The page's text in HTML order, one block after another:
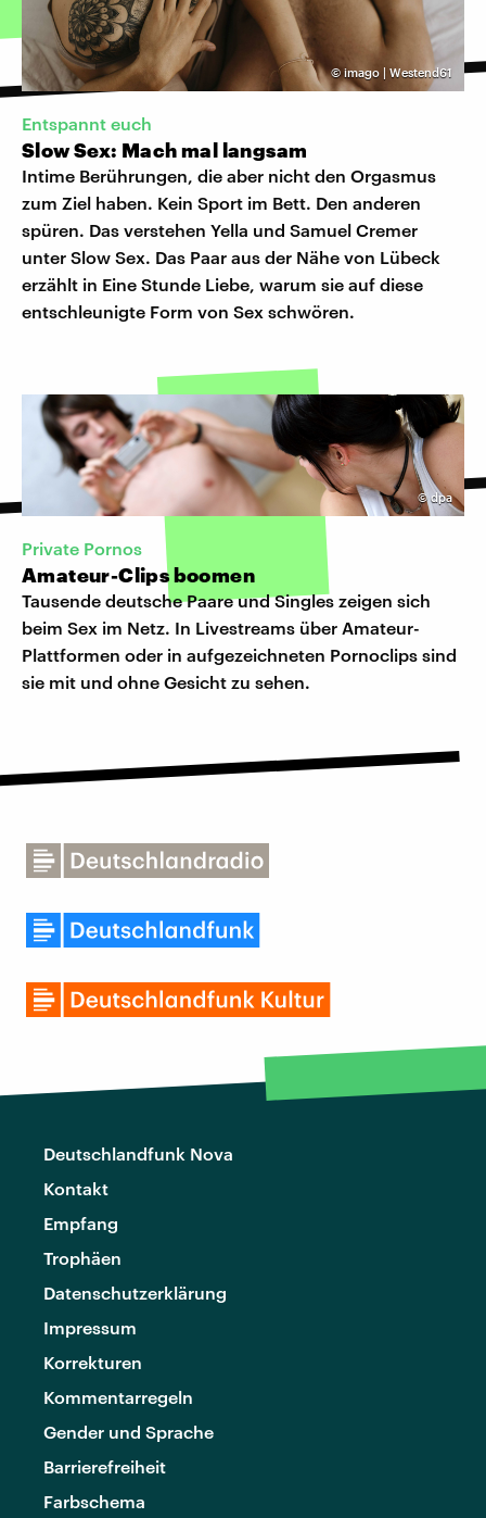
© imago | Westend61
Entspannt euch
Slow Sex: Mach mal langsam
Intime Berührungen, die aber nicht den Orgasmus
zum Ziel haben. Kein Sport im Bett. Den anderen
spüren. Das verstehen Yella und Samuel Cremer
unter Slow Sex. Das Paar aus der Nähe von Lübeck
erzählt in Eine Stunde Liebe, warum sie auf diese
entschleunigte Form von Sex schwören.
© dpa
Private Pornos
Amateur-Clips boomen
Tausende deutsche Paare und Singles zeigen sich
beim Sex im Netz. In Livestreams über Amateur-
Plattformen oder in aufgezeichneten Pornoclips sind
sie mit und ohne Gesicht zu sehen.
Deutschlandfunk Nova
Kontakt
Empfang
Trophäen
Datenschutzerklärung
Impressum
Korrekturen
Kommentarregeln
Gender und Sprache
Barrierefreiheit
Farbschema